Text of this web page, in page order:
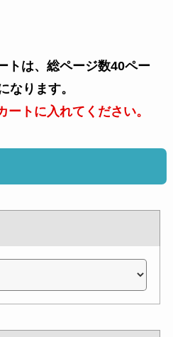
トは、総ページ数40ペー
なります。
ートに入れてください。